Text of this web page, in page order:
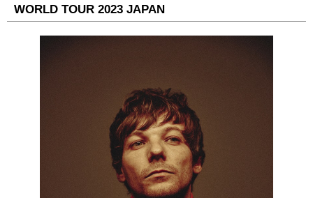
WORLD TOUR 2023 JAPAN